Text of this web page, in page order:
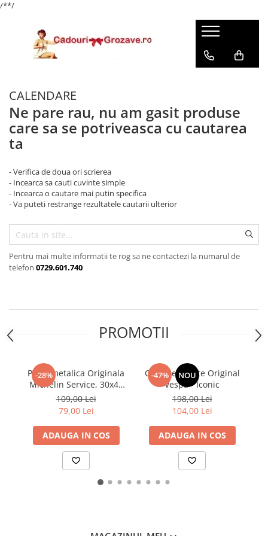
/**/
CALENDARE
Ne pare rau, nu am gasit produse
care sa se potriveasca cu cautarea
ta
- Verifica de doua ori scrierea
- Incearca sa cauti cuvinte simple
- Incearca o cautare mai putin specifica
- Va puteti restrange rezultatele cautarii ulterior
Pentru mai multe informatii te rog sa ne contactezi la numarul de
telefon 0729.601.740
PROMOTII
-28%
Placa metalica Originala
Michelin Service, 30x40
cm
109,00 Lei
79,00 Lei
ADAUGA IN COS
-47% NOU
Ceas de perete Original
Vespa - Iconic
198,00 Lei
104,00 Lei
ADAUGA IN COS